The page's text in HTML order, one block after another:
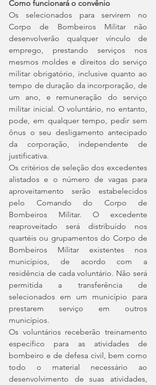
Como funcionará o convênio
Os selecionados para servirem no
Corpo de Bombeiros Militar não
desenvolverão qualquer vínculo de
emprego, prestando serviços nos
mesmos moldes e direitos do serviço
militar obrigatório, inclusive quanto ao
tempo de duração da incorporação, de
um ano, e remuneração do serviço
militar inicial. O voluntário, no entanto,
pode, em qualquer tempo, pedir sem
ônus o seu desligamento antecipado
da corporação, independente de
justificativa.
Os critérios de seleção dos excedentes
alistados e o número de vagas para
aproveitamento serão estabelecidos
pelo Comando do Corpo de
Bombeiros Militar. O excedente
reaproveitado será distribuído nos
quartéis ou grupamentos do Corpo de
Bombeiros Militar existentes nos
municípios, de acordo com a
residência de cada voluntário. Não será
permitida a transferência de
selecionados em um município para
prestarem serviço em outros
municípios.
Os voluntários receberão treinamento
específico para as atividades de
bombeiro e de defesa civil, bem como
todo o material necessário ao
desenvolvimento de suas atividades,